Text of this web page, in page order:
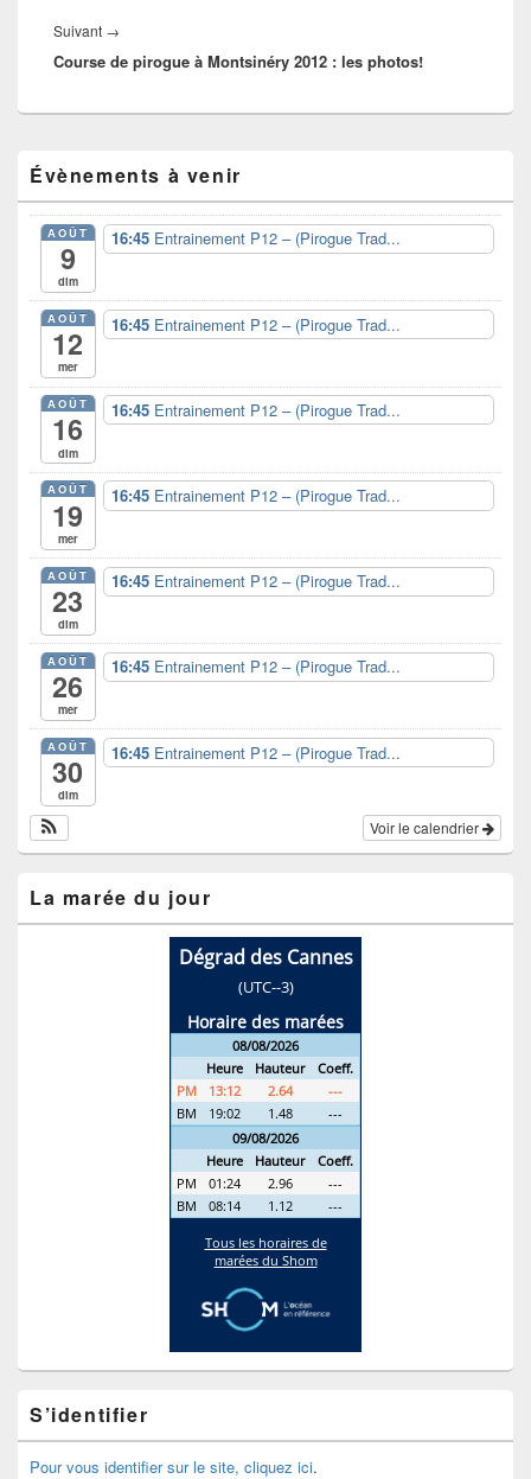
Suivant →
suivant :
Course de pirogue à Montsinéry 2012 : les photos!
Zone
principale
de
widget
pour
barre
latérale
Évènements à venir
AOÛT
9
dim
16:45 Entrainement P12 – (Pirogue Trad...
AOÛT
12
mer
16:45 Entrainement P12 – (Pirogue Trad...
AOÛT
16
dim
16:45 Entrainement P12 – (Pirogue Trad...
AOÛT
19
mer
16:45 Entrainement P12 – (Pirogue Trad...
AOÛT
23
dim
16:45 Entrainement P12 – (Pirogue Trad...
AOÛT
26
mer
16:45 Entrainement P12 – (Pirogue Trad...
AOÛT
30
dim
16:45 Entrainement P12 – (Pirogue Trad...
Voir le calendrier
La marée du jour
S’identifier
Pour vous identifier sur le site, cliquez ici.